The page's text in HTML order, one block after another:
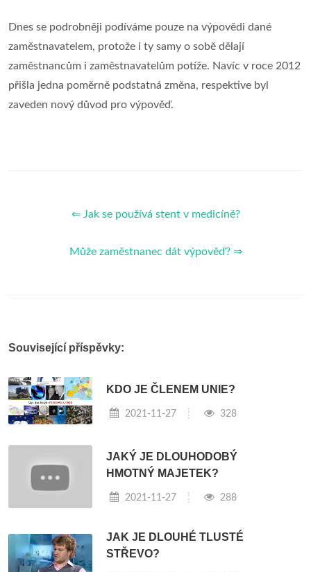
Dnes se podrobněji podíváme pouze na výpovědi dané
zaměstnavatelem, protože i ty samy o sobě dělají
zaměstnancům i zaměstnavatelům potíže. Navíc v roce 2012
přišla jedna poměrně podstatná změna, respektive byl
zaveden nový důvod pro výpověď.
⇐ Jak se používá stent v medicíně?
Může zaměstnanec dát výpověď? ⇒
Související příspěvky:
KDO JE ČLENEM UNIE?
2021-11-27 328
JAKÝ JE DLOUHODOBÝ
HMOTNÝ MAJETEK?
2021-11-27 288
JAK JE DLOUHÉ TLUSTÉ
STŘEVO?